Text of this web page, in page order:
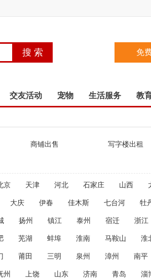
免
交友活动 宠物 生活服务 教
商铺出售 写字楼出租
京 天津 河北 石家庄 山西
大庆 伊春 佳木斯 七台河 牡
扬州 镇江 泰州 宿迁 浙江
芜湖 蚌埠 淮南 马鞍山 淮
莆田 三明 泉州 漳州 南平
州 上饶 山东 济南 青岛 淄